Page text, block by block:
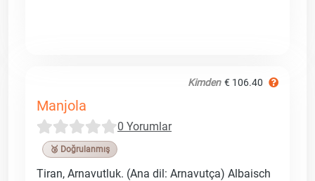
Kimden € 106.40
Manjola
0 Yorumlar
🥉 Doğrulanmış
Tiran, Arnavutluk. (Ana dil: Arnavutça) Albaisch